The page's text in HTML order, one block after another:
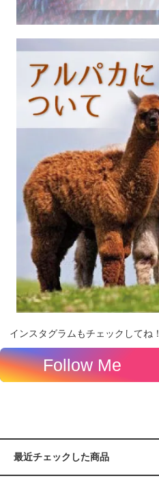
インスタグラムもチェックしてね！
Follow Me
最近チェックした商品